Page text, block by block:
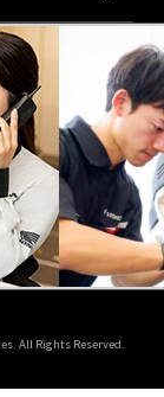
All Rights Reserved.